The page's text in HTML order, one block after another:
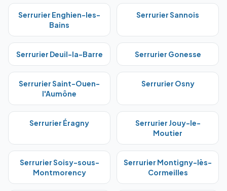
Serrurier Enghien-les-
Bains
SerrurierSannois
Serrurier Deuil-la-Barre Serrurier Gonesse
SerrurierSaint-Ouen-
l'Aumône
Serrurier Osny
Serrurier Éragny Serrurier Jouy-le-
Moutier
SerrurierSoisy-sous-
Montmorency
Serrurier Montigny-lès-
Cormeilles